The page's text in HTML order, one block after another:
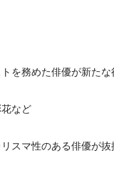
トを務めた俳優が新た
など
スマ性のある俳優が抜